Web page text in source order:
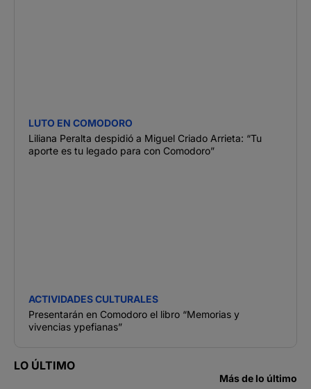
LUTO EN COMODORO
Liliana Peralta despidió a Miguel Criado Arrieta: “Tu
aporte es tu legado para con Comodoro”
ACTIVIDADES CULTURALES
Presentarán en Comodoro el libro “Memorias y
vivencias ypefianas”
LO ÚLTIMO
Más de lo último